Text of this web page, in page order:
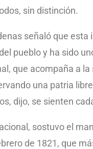
sin distinción.
señaló que
pueblo y ha sido
que acompaña a
una patria
dijo, se sienten
sostuvo el
de 1821, que